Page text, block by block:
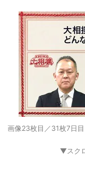
画像23枚目／31枚7日目
▼スク